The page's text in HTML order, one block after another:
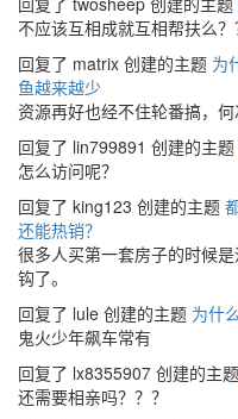
不应该互相成就互相帮扶么
回复了 matrix 创建的主题 为
鱼越来越少
资源再好也经不住轮番搞，
回复了 lin799891 创建的主题
怎么访问呢？
回复了 king123 创建的主题
还能热销？
很多人买第一套房子的时候
钩了。
回复了 lule 创建的主题 为什
鬼火少年飙车常有
回复了 lx8355907 创建的主题
还需要相亲吗？？？